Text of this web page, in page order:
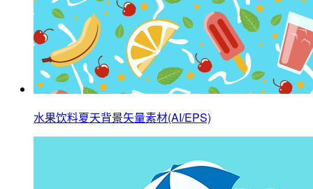
水果饮料夏天背景矢量素材(AI/EPS)